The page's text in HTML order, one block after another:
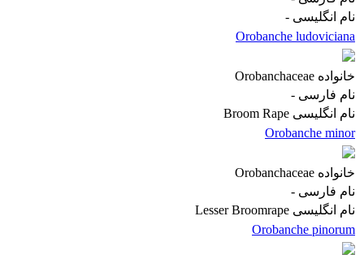
نام انگلیسی -
Orobanche ludoviciana
خانوادهOrobanchaceae
نام فارسی -
نام انگلیسی Broom Rape
Orobanche minor
خانوادهOrobanchaceae
نام فارسی -
نام انگلیسی Lesser Broomrape
Orobanche pinorum